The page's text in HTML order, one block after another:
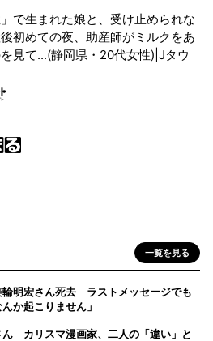
」で生まれた娘と、受け止められな
初めての夜、助産師がミルクをあ
見て...(静岡県・20代女性)|Jタウ
一覧を見る
輪明宏さん死去 ラストメッセージでも
か起こりません」
カリスマ漫画家、二人の「違い」と